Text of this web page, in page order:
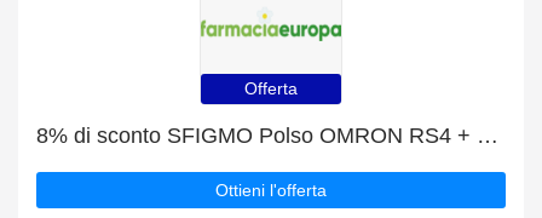
Offerta
8% di sconto SFIGMO Polso OMRON RS4 + 5% di promozione
Ottieni l'offerta